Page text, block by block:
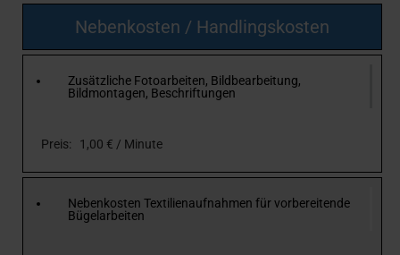
Nebenkosten / Handlingskosten
Zusätzliche Fotoarbeiten, Bildbearbeitung,
Bildmontagen, Beschriftungen
Preis: 1,00 € / Minute
Nebenkosten Textilienaufnahmen für vorbereitende
Bügelarbeiten